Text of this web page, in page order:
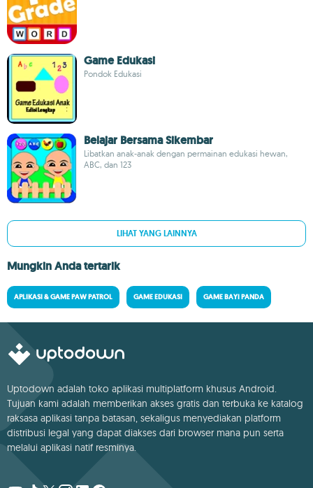
Game Edukasi
Pondok Edukasi
Belajar Bersama Sikembar
Libatkan anak-anak dengan permainan edukasi hewan,
ABC, dan 123
LIHAT YANG LAINNYA
Mungkin Anda tertarik
APLIKASI & GAME PAW PATROL GAME EDUKASI GAME BAYI PANDA
Uptodown adalah toko aplikasi multiplatform khusus Android.
Tujuan kami adalah memberikan akses gratis dan terbuka ke katalog
raksasa aplikasi tanpa batasan, sekaligus menyediakan platform
distribusi legal yang dapat diakses dari browser mana pun serta
melalui aplikasi natif resminya.